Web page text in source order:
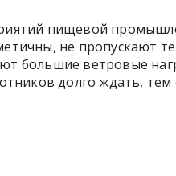
пищевой
не пропускают
большие ветровые
долго ждать,